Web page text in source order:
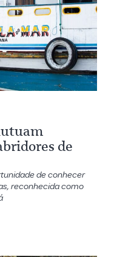
de
de conhecer
reconhecida como